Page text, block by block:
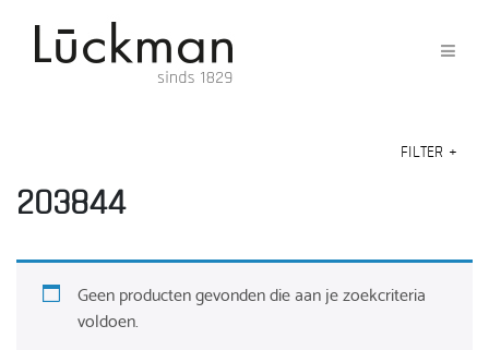
FILTER +
203844
Geen producten gevonden die aan je zoekcriteria
voldoen.